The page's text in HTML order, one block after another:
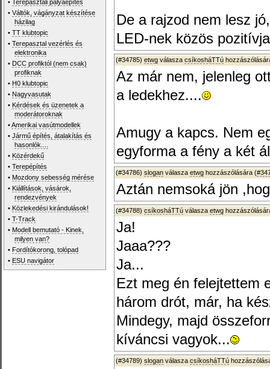
•Terepasztali pályaépítés
•Váltók, vágányzat készítése
házilag
•TT klubtopic
•Terepasztal vezérlés és
elektronika
• DCC profiktól (nem csak)
profiknak
• H0 klubtopic
• Nagyvasutak
• Kérdések és üzenetek a
moderátoroknak
•Amerikai vasútmodellek
•Jármű építés, átalakítás és
hasonlók....
• Közérdekű
•Terepépítés
• Mozdony sebesség mérése
• Kiállítások, vásárok,
rendezvények
• Közlekedési kirándulások!
•T-Track
• Modell bemutató - Kinek,
milyen van?
• Fordítókorong, tolópad
• ESU navigátor
De a rajzod nem lesz
LED-nek közös
(#34785) etwg válasza csíkosháTTú
Az már nem, jelenleg
a ledekhez....
Amugy a kapcs. Nem
egyforma a fény a két
(#34786) slogan válasza etwg hozzászólására (
Aztán nemsoká jön
(#34788) csíkosháTTú válasza etwg
Ja!
Jaaa???
Ja...
Ezt meg én felejtettem
három drót, már, ha
Mindegy, majd
kíváncsi vagyok...
(#34789) slogan válasza csíkosháTTú